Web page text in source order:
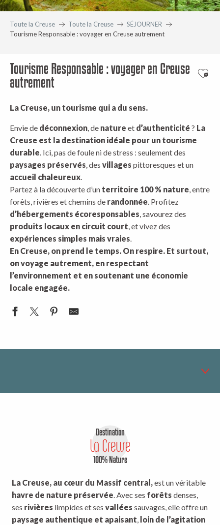
Toute la Creuse Toute la Creuse
SÉJOURNER
Tourisme Responsable : voyager en Creuse autrement
Tourisme Responsable : voyager en Creuse
autrement
La Creuse, un tourisme qui a du sens.
Envie de déconnexion, de nature et d’authenticité ? La
Creuse est la destination idéale pour un tourisme
durable. Ici, pas de foule ni de stress : seulement des
paysages préservés, des villages pittoresques et un
accueil chaleureux.
Partez à la découverte d’un territoire 100 % nature, entre
forêts, rivières et chemins de randonnée. Profitez
d’hébergements écoresponsables, savourez des
produits locaux en circuit court, et vivez des
expériences simples mais vraies.
En Creuse, on prend le temps. On respire. Et surtout,
on voyage autrement, en respectant
l’environnement et en soutenant une économie
locale engagée.
Préparez votre séjour
4 Handitourisme
5 Nos coups de coeur
Destination
La Creuse
100% Nature
La Creuse, au cœur du Massif central,est un véritable
havre de nature préservée. Avec ses forêts denses,
ses rivières limpides et ses vallées sauvages, elle offre un
paysage authentique et apaisant, loin de l’agitation